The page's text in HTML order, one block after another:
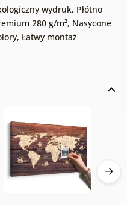
wydruk, Płótno
280 g/m², Nasycone
, Łatwy montaż